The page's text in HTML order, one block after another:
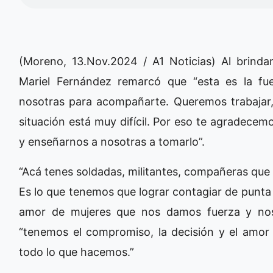
(Moreno, 13.Nov.2024 / A1 Noticias) Al
Mariel Fernández remarcó que “esta es la
nosotras para acompañarte. Queremos
situación está muy difícil. Por eso te
y enseñarnos a nosotras a tomarlo”.
“Acá tenes soldadas, militantes, compañeras
Es lo que tenemos que lograr contagiar de
amor de mujeres que nos damos fuerza y
“tenemos el compromiso, la decisión y el
todo lo que hacemos.”